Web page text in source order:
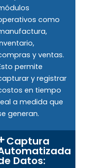
como
y ventas.
permite
y registrar
en tiempo
a medida que
generan.
Captura
Datos: